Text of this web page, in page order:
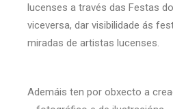
lucenses a través das Festas
viceversa, dar visibilidade ás
miradas de artistas lucenses.
Ademáis ten por obxecto a